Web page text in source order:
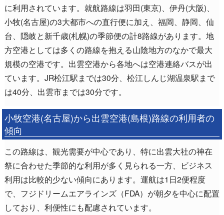
に利用されています。就航路線は羽田(東京)、伊丹(大阪)、
小牧(名古屋)の3大都市への直行便に加え、福岡、静岡、仙
台、隠岐と新千歳(札幌)の季節便の計8路線があります。地
方空港としては多くの路線を抱える山陰地方のなかで最大
規模の空港です。出雲空港から各地へは空港連絡バスが出
ています。JR松江駅までは30分、松江しんじ湖温泉駅まで
は40分、出雲市までは30分です。
小牧空港(名古屋)から出雲空港(島根)路線の利用者の
傾向
この路線は、観光需要が中心であり、特に出雲大社の神在
祭に合わせた季節的な利用が多く見られる一方、ビジネス
利用は比較的少ない傾向にあります。運航は1日2便程度
で、フジドリームエアラインズ（FDA）が朝夕を中心に配置
しており、利便性にも配慮されています。